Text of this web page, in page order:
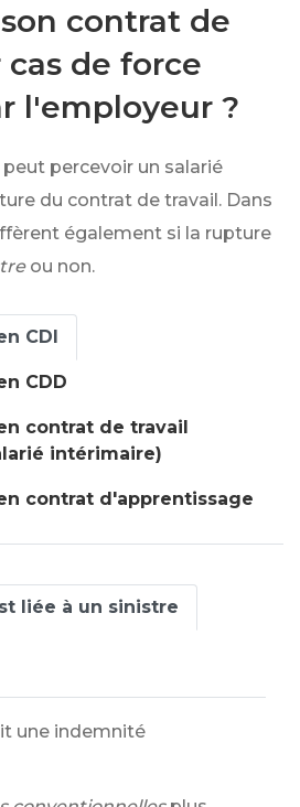
contrat de
de force
l'employeur ?
percevoir un salarié
du contrat de travail. Dans
également si la rupture
ou non.
CDI
CDD
contrat de travail
intérimaire)
contrat d'apprentissage
liée à un sinistre
une indemnité